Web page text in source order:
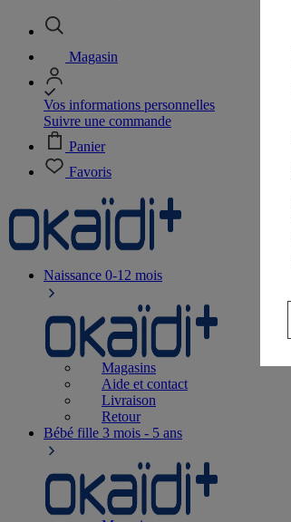
Magasin
Vos informations personnelles
Suivre une commande
Panier
Favoris
Naissance 0-12 mois
Magasins
Aide et contact
Livraison
Retour
Bébé fille 3 mois - 5 ans